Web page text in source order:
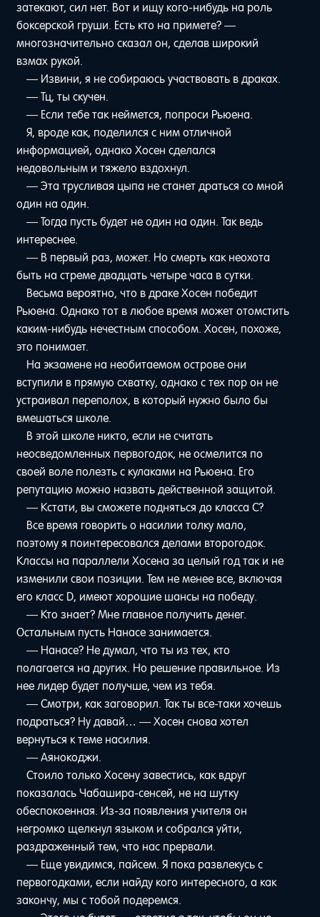
затекают, сил нет. Вот и ищу кого-нибудь на роль
боксерской груши. Есть кто на примете? —
многозначительно сказал он, сделав широкий
взмах рукой.
— Извини, я не собираюсь участвовать в драках.
— Тц, ты скучен.
— Если тебе так неймется, попроси Рьюена.
Я, вроде как, поделился с ним отличной
информацией, однако Хосен сделался
недовольным и тяжело вздохнул.
— Эта трусливая цыпа не станет драться со мной
один на один.
— Тогда пусть будет не один на один. Так ведь
интереснее.
— В первый раз, может. Но смерть как неохота
быть на стреме двадцать четыре часа в сутки.
Весьма вероятно, что в драке Хосен победит
Рьюена. Однако тот в любое время может отомстить
каким-нибудь нечестным способом. Хосен, похоже,
это понимает.
На экзамене на необитаемом острове они
вступили в прямую схватку, однако с тех пор он не
устраивал переполох, в который нужно было бы
вмешаться школе.
В этой школе никто, если не считать
неосведомленных первогодок, не осмелится по
своей воле полезть с кулаками на Рьюена. Его
репутацию можно назвать действенной защитой.
— Кстати, вы сможете подняться до класса C?
Все время говорить о насилии толку мало,
поэтому я поинтересовался делами второгодок.
Классы на параллели Хосена за целый год так и не
изменили свои позиции. Тем не менее все, включая
его класс D, имеют хорошие шансы на победу.
— Кто знает? Мне главное получить денег.
Остальным пусть Нанасе занимается.
— Нанасе? Не думал, что ты из тех, кто
полагается на других. Но решение правильное. Из
нее лидер будет получше, чем из тебя.
— Смотри, как заговорил. Так ты все-таки хочешь
подраться? Ну давай… — Хосен снова хотел
вернуться к теме насилия.
— Аянокоджи.
Стоило только Хосену завестись, как вдруг
показалась Чабашира-сенсей, не на шутку
обеспокоенная. Из-за появления учителя он
негромко щелкнул языком и собрался уйти,
раздраженный тем, что нас прервали.
— Еще увидимся, пайсем. Я пока развлекусь с
первогодками, если найду кого интересного, а как
закончу, мы с тобой подеремся.